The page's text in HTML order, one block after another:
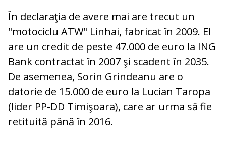
În declaraţia de avere mai are trecut un
"motociclu ATW" Linhai, fabricat în 2009. El
are un credit de peste 47.000 de euro la ING
Bank contractat în 2007 şi scadent în 2035.
De asemenea, Sorin Grindeanu are o
datorie de 15.000 de euro la Lucian Taropa
(lider PP-DD Timişoara), care ar urma să fie
retituită până în 2016.